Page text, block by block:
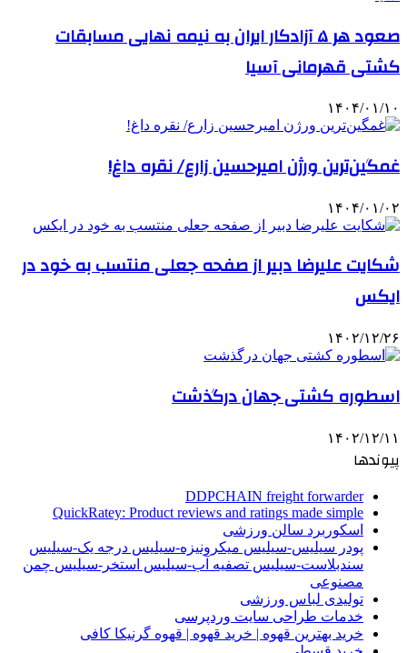
صعود هر ۵ آزادکار ایران به نیمه نهایی مسابقات
کشتی قهرمانی آسیا
۱۴۰۴/۰۱/۱۰
غمگین‌ترین ورژن امیرحسین زارع/ نقره داغ!
۱۴۰۴/۰۱/۰۲
شکایت علیرضا دبیر از صفحه جعلی منتسب به خود در
ایکس
۱۴۰۲/۱۲/۲۶
اسطوره کشتی جهان درگذشت
۱۴۰۲/۱۲/۱۱
پیوندها
DDPCHAIN freight forwarder
QuickRatey: Product reviews and ratings made simple
اسکوربرد سالن ورزشی
پودر سیلیس-سیلیس میکرونیزه-سیلیس درجه یک-سیلیس
سندبلاست-سیلیس تصفیه آب-سیلیس استخر-سیلیس چمن
مصنوعی
تولیدی لباس ورزشی
خدمات طراحی سایت وردپرسی
خرید بهترین قهوه | خرید قهوه | قهوه گرنیکا کافی